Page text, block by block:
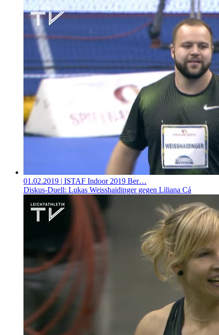
01.02.2019 | ISTAF Indoor 2019 Ber…
Diskus-Duell: Lukas Weisshaidinger gegen Liliana Cá